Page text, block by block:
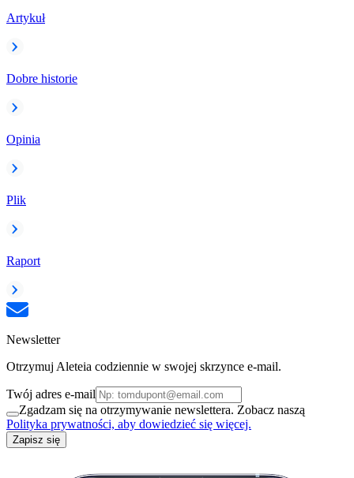
Artykuł
Dobre historie
Opinia
Plik
Raport
Newsletter
Otrzymuj Aleteia codziennie w swojej skrzynce e-mail.
Twój adres e-mail
Zgadzam się na otrzymywanie newslettera. Zobacz naszą
Polityka prywatności, aby dowiedzieć się więcej.
Zapisz się